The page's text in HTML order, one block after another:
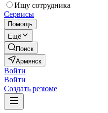
Ищу сотрудника
Сервисы
Помощь
Ещё
Поиск
Армянск
Войти
Войти
Создать резюме